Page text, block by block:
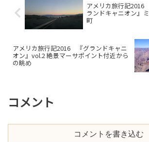
アメリカ旅行記
ランドキャニオン』
町
アメリカ旅行記2016 『グランドキャニ
オン』vol.2 絶景マーサポイント付近から
の眺め
コメント
コメントを書き込む